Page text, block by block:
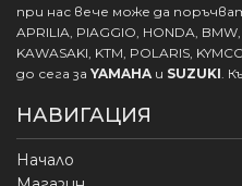
при нас вече може да
APRILIA, PIAGGIO, HONDA,
KAWASAKI, KTM, POLARIS,
до сега за YAMAHA и SUZUKI.
НАВИГАЦИЯ
Начало